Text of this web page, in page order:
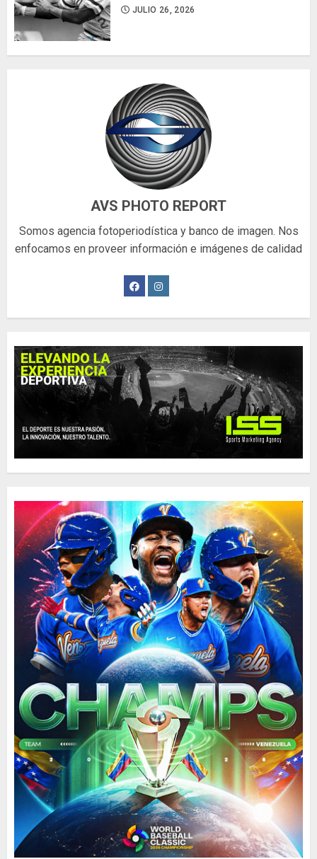
JULIO 26, 2026
AVS PHOTO REPORT
Somos agencia fotoperiodística y banco de imagen. Nos
enfocamos en proveer información e imágenes de calidad